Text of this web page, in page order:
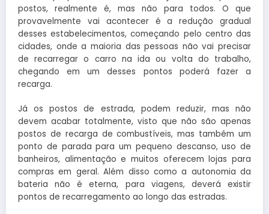
postos, realmente é, mas não para todos. O que
provavelmente vai acontecer é a redução gradual
desses estabelecimentos, começando pelo centro das
cidades, onde a maioria das pessoas não vai precisar
de recarregar o carro na ida ou volta do trabalho,
chegando em um desses pontos poderá fazer a
recarga.
Já os postos de estrada, podem reduzir, mas não
devem acabar totalmente, visto que não são apenas
postos de recarga de combustíveis, mas também um
ponto de parada para um pequeno descanso, uso de
banheiros, alimentação e muitos oferecem lojas para
compras em geral. Além disso como a autonomia da
bateria não é eterna, para viagens, deverá existir
pontos de recarregamento ao longo das estradas.